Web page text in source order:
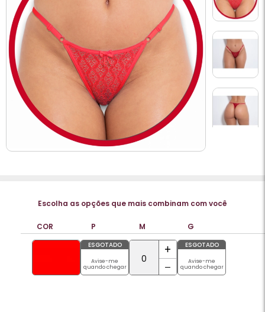
Escolha as opções que mais combinam com você
COR P M G
ESGOTADO
Avise-me
quando chegar
ESGOTADO
Avise-me
quando chegar